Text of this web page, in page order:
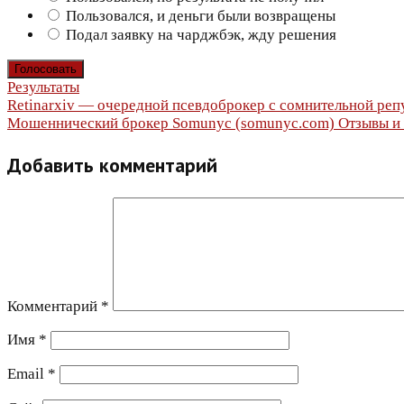
Пользовался, и деньги были возвращены
Подал заявку на чарджбэк, жду решения
Результаты
Навигация
по
записям
Retinarxiv — очередной псевдоброкер с сомнительной
Мошеннический брокер Somunyc (somunyc.com) Отзывы и
Добавить комментарий
Комментарий *
Имя *
Email *